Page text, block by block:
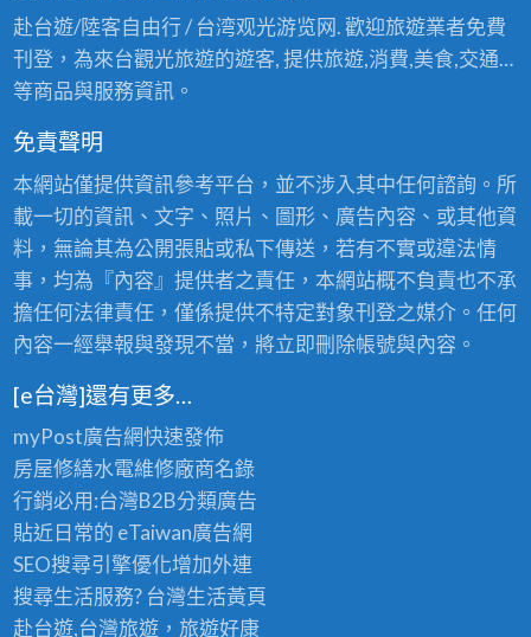
赴台遊/陸客自由行 / 台湾观光游览网. 歡迎旅遊業者免費
刊登，為來台觀光旅遊的遊客, 提供旅遊,消費,美食,交通…
等商品與服務資訊。
免責聲明
本網站僅提供資訊參考平台，並不涉入其中任何諮詢。所
載一切的資訊、文字、照片、圖形、廣告內容、或其他資
料，無論其為公開張貼或私下傳送，若有不實或違法情
事，均為『內容』提供者之責任，本網站概不負責也不承
擔任何法律責任，僅係提供不特定對象刊登之媒介。任何
內容一經舉報與發現不當，將立即刪除帳號與內容。
[e台灣]還有更多…
myPost廣告網快速發佈
房屋修繕水電維修廠商名錄
行銷必用:台灣B2B分類廣告
貼近日常的 eTaiwan廣告網
SEO搜尋引擎優化增加外連
搜尋生活服務? 台灣生活黃頁
赴台遊,台灣旅遊，旅遊好康